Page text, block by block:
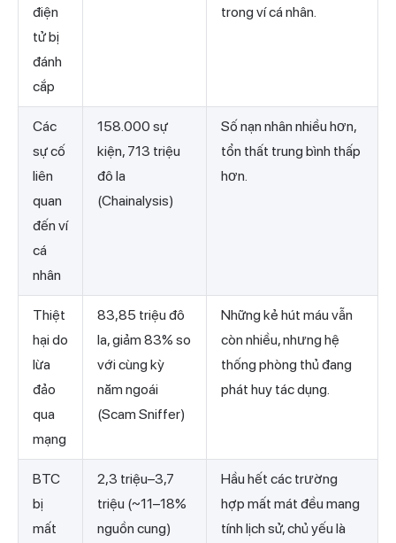
điện
tử bị
đánh
cắp
trong ví cá nhân.
Các
sự cố
liên
quan
đến ví
cá
nhân
158.000 sự
kiện, 713 triệu
đô la
(Chainalysis)
Số nạn nhân nhiều hơn,
tổn thất trung bình thấp
hơn.
Thiệt
hại do
lừa
đảo
qua
mạng
83,85 triệu đô
la, giảm 83% so
với cùng kỳ
năm ngoái
(Scam Sniffer)
Những kẻ hút máu vẫn
còn nhiều, nhưng hệ
thống phòng thủ đang
phát huy tác dụng.
BTC
bị
mất
2,3 triệu–3,7
triệu (~11–18%
nguồn cung)
Hầu hết các trường
hợp mất mát đều mang
tính lịch sử, chủ yếu là